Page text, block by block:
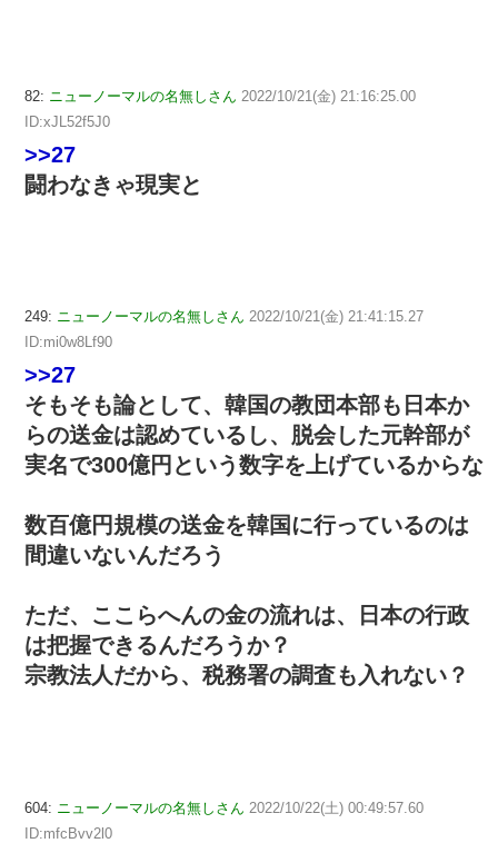
82: ニューノーマルの名無しさん 2022/10/21(金) 21:16:25.00
ID:xJL52f5J0
>>27
闘わなきゃ現実と
249: ニューノーマルの名無しさん 2022/10/21(金) 21:41:15.27
ID:mi0w8Lf90
>>27
そもそも論として、韓国の教団本部も日本か
らの送金は認めているし、脱会した元幹部が
実名で300億円という数字を上げているからな
数百億円規模の送金を韓国に行っているのは
間違いないんだろう
ただ、ここらへんの金の流れは、日本の行政
は把握できるんだろうか？
宗教法人だから、税務署の調査も入れない？
604: ニューノーマルの名無しさん 2022/10/22(土) 00:49:57.60
ID:mfcBvv2l0